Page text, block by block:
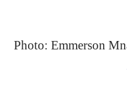
Photo: Emmerson